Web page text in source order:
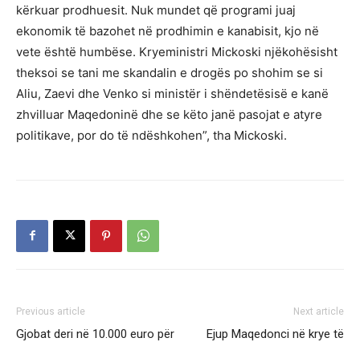
kërkuar prodhuesit. Nuk mundet që programi juaj
ekonomik të bazohet në prodhimin e kanabisit, kjo në
vete është humbëse. Kryeministri Mickoski njëkohësisht
theksoi se tani me skandalin e drogës po shohim se si
Aliu, Zaevi dhe Venko si ministër i shëndetësisë e kanë
zhvilluar Maqedoninë dhe se këto janë pasojat e atyre
politikave, por do të ndëshkohen”, tha Mickoski.
Previous article
Gjobat deri në 10.000 euro për
Next article
Ejup Maqedonci në krye të